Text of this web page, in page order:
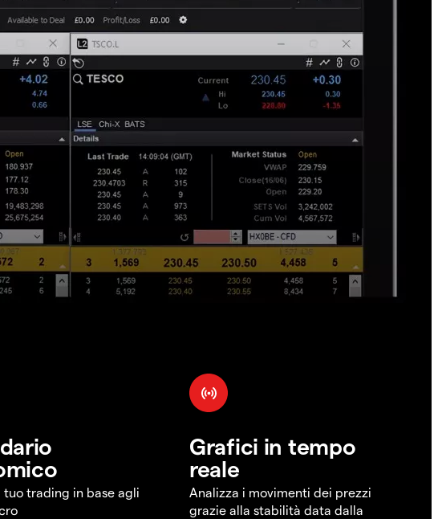
tuo trading in base agli
Grafici in tempo
reale
Analizza i movimenti dei prezzi
grazie alla stabilità data dalla